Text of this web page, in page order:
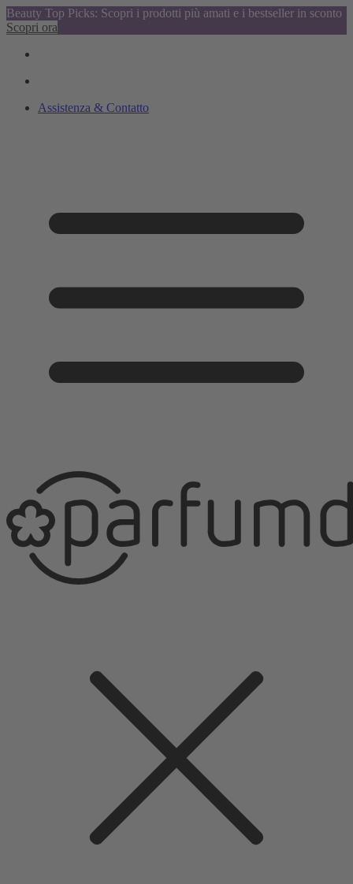
Beauty Top Picks: Scopri i prodotti più amati e i bestseller in sconto
Scopri ora
Assistenza & Contatto